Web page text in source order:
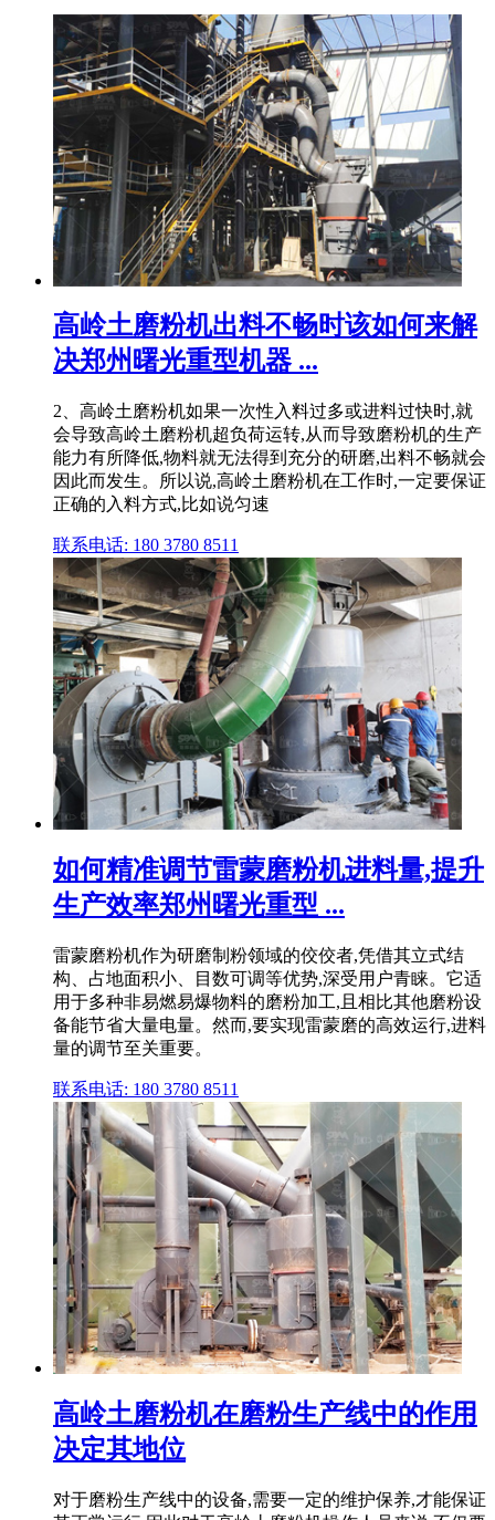
高岭土磨粉机出料不畅时该如何来解
决郑州曙光重型机器 ...
2、高岭土磨粉机如果一次性入料过多或进料过快时,就
会导致高岭土磨粉机超负荷运转,从而导致磨粉机的生产
能力有所降低,物料就无法得到充分的研磨,出料不畅就会
因此而发生。所以说,高岭土磨粉机在工作时,一定要保证
正确的入料方式,比如说匀速
联系电话: 180 3780 8511
如何精准调节雷蒙磨粉机进料量,提升
生产效率郑州曙光重型 ...
雷蒙磨粉机作为研磨制粉领域的佼佼者,凭借其立式结
构、占地面积小、目数可调等优势,深受用户青睐。它适
用于多种非易燃易爆物料的磨粉加工,且相比其他磨粉设
备能节省大量电量。然而,要实现雷蒙磨的高效运行,进料
量的调节至关重要。
联系电话: 180 3780 8511
高岭土磨粉机在磨粉生产线中的作用
决定其地位
对于磨粉生产线中的设备,需要一定的维护保养,才能保证